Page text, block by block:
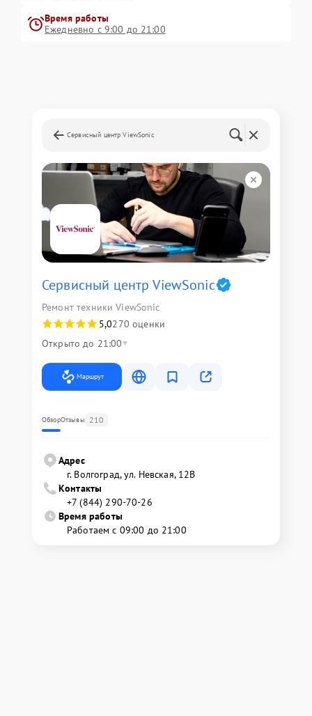
Время работы
Ежедневно с 9:00 до 21:00
Сервисный центр ViewSonic
Сервисный центр ViewSonic
Ремонт техники ViewSonic
5,0270 оценки
Открыто до 21:00
Маршрут
ОбзорОтзывы 210
Адрес
г. Волгоград, ул. Невская, 12В
Контакты
+7 (844) 290-70-26
Время работы
Работаем с 09:00 до 21:00